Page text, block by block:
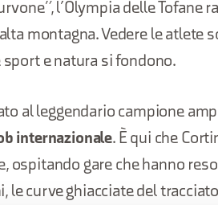
l’Olympia delle Tofane
montagna. Vedere le atlete
e natura si fondono.
al leggendario campione
internazionale. È qui che
ospitando gare che hanno
le curve ghiacciate del